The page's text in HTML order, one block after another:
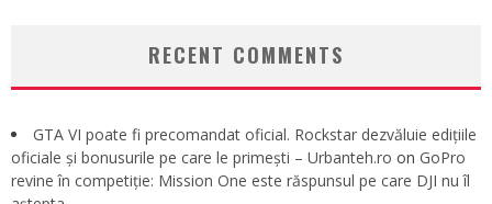
RECENT COMMENTS
GTA VI poate fi precomandat oficial. Rockstar dezvăluie edițiile
oficiale și bonusurile pe care le primești – Urbanteh.ro on GoPro
revine în competiție: Mission One este răspunsul pe care DJI nu îl